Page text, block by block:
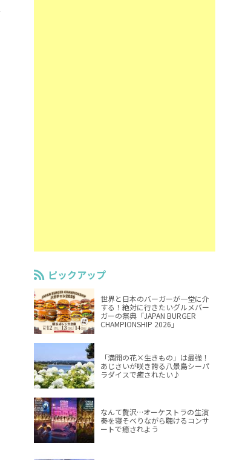
ピックアップ
世界と日本のバーガーが一堂に介
する！絶対に行きたいグルメバー
ガーの祭典「JAPAN BURGER
CHAMPIONSHIP 2026」
「満開の花×生きもの」は最強！
あじさいが咲き誇る八景島シーパ
ラダイスで癒されたい♪
なんて贅沢…オーケストラの生演
奏を寝そべりながら聴けるコンサ
ートで癒されよう